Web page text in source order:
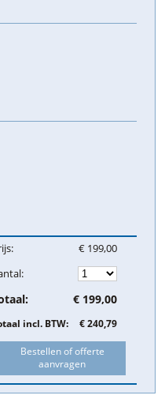
€ 199,00
€ 199,00
incl. BTW: € 240,79
Bestellen of offerte
aanvragen